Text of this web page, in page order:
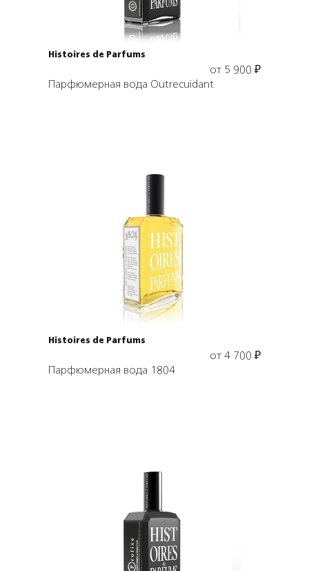
Histoires de Parfums
от 5 900 ₽
Парфюмерная вода Outrecuidant
Выбрать объем
Histoires de Parfums
от 4 700 ₽
Парфюмерная вода 1804
Выбрать объем